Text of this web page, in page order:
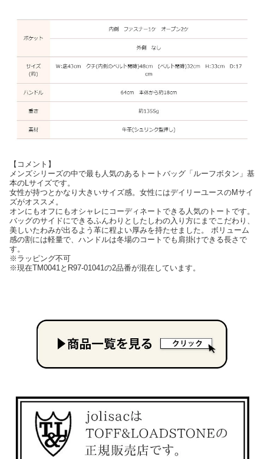
【コメント】
メンズシリーズの中で最も人気のあるトートバッグ「ルーフボタン」基
本のLサイズです。
女性が持つとかなり大きいサイズ感。女性にはデイリーユースのMサイ
ズがオススメ。
オンにもオフにもオシャレにコーディネートできる人気のトートです。
バッグのサイドにできるふんわりとしたしわの入り方にまでこだわり、
美しいたわみが出るよう革に程よい厚みを持たせました。 ボリューム
感の割には軽量で、ハンドルは冬場のコートでも肩掛けできる長さで
す。
※ラッピング不可
※現在TM0041とR97-01041の2品番が混在しています。